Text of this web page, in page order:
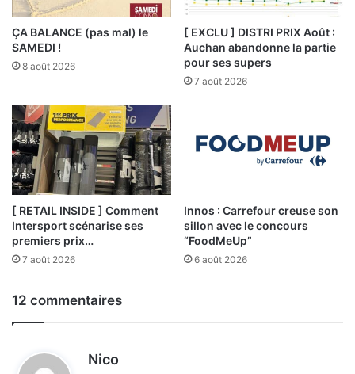
ÇA BALANCE (pas mal) le
SAMEDI !
8 août 2026
[ EXCLU ] DISTRI PRIX Août :
Auchan abandonne la partie
pour ses supers
7 août 2026
[ RETAIL INSIDE ] Comment
Intersport scénarise ses
premiers prix…
7 août 2026
Innos : Carrefour creuse son
sillon avec le concours
“FoodMeUp”
6 août 2026
12 commentaires
Nico